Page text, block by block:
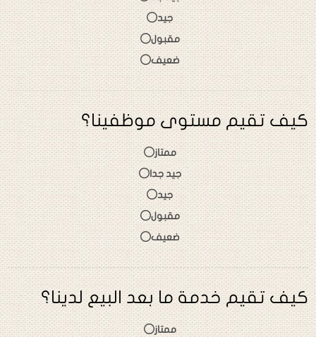
جيد
مقبول
ضعيف
كيف تقيم مستوى موظفينا؟
ممتاز
جيد جدا
جيد
مقبول
ضعيف
كيف تقيم خدمة ما بعد البيع لدينا؟
ممتاز